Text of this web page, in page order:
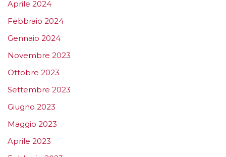
Aprile 2024
Febbraio 2024
Gennaio 2024
Novembre 2023
Ottobre 2023
Settembre 2023
Giugno 2023
Maggio 2023
Aprile 2023